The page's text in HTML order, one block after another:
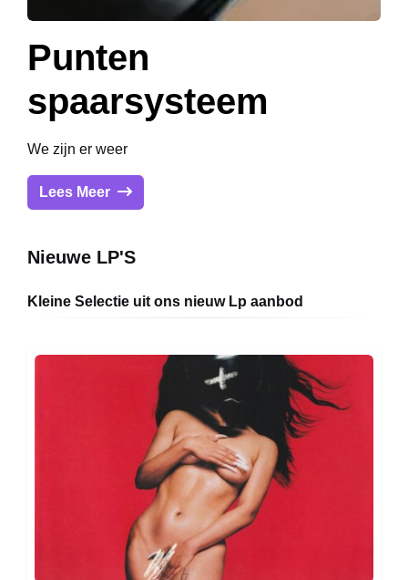
Punten
spaarsysteem
We zijn er weer
Lees Meer
Nieuwe LP'S
Kleine Selectie uit ons nieuw Lp aanbod